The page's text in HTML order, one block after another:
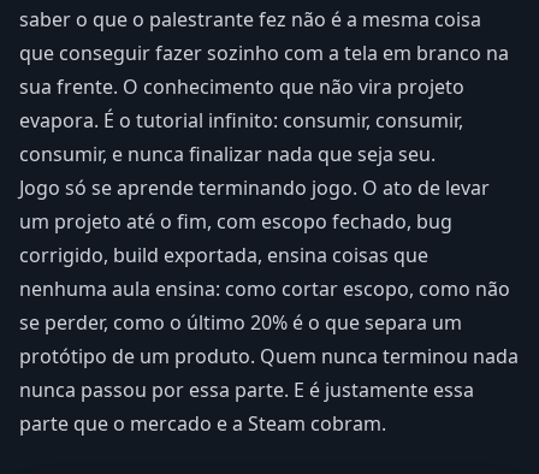
saber o que o palestrante fez não é a mesma coisa
que conseguir fazer sozinho com a tela em branco na
sua frente. O conhecimento que não vira projeto
evapora. É o tutorial infinito: consumir, consumir,
consumir, e nunca finalizar nada que seja seu.
Jogo só se aprende terminando jogo. O ato de levar
um projeto até o fim, com escopo fechado, bug
corrigido, build exportada, ensina coisas que
nenhuma aula ensina: como cortar escopo, como não
se perder, como o último 20% é o que separa um
protótipo de um produto. Quem nunca terminou nada
nunca passou por essa parte. E é justamente essa
parte que o mercado e a Steam cobram.